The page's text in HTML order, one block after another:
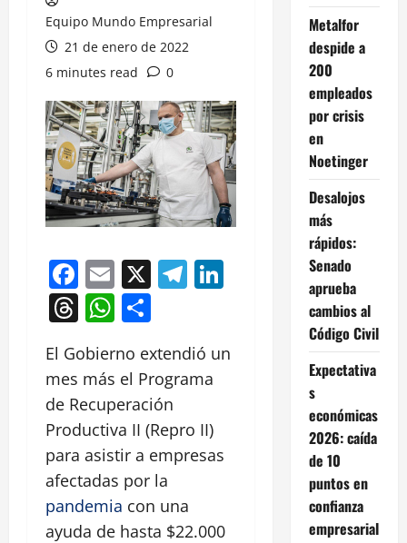
Equipo Mundo Empresarial
21 de enero de 2022
6 minutes read
0
Facebook
Email
X Telegram
LinkedIn
Threads
WhatsApp
El Gobierno extendió un
mes más el Programa
de Recuperación
Productiva II (Repro II)
para asistir a empresas
afectadas por la
pandemia con una
ayuda de hasta $22.000
Metalfor
despide a
200
empleados
por crisis
en
Noetinger
Desalojos
más
rápidos:
Senado
aprueba
cambios al
Código Civil
Expectativa
s
económicas
2026: caída
de 10
puntos en
confianza
empresarial